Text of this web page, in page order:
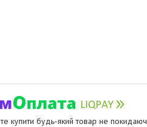
купити будь-який товар не